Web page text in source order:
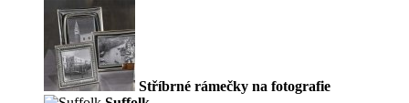
Stříbrné rámečky na fotografie